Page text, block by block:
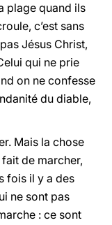
plage quand ils
c’est sans
Jésus Christ,
qui ne prie
on ne confesse
du diable,
Mais la chose
de marcher,
fois il y a des
ne sont pas
: ce sont